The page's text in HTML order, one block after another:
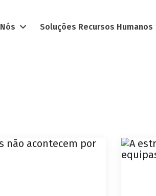
Soluções Recursos Humanos